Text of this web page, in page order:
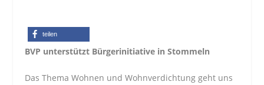
teilen
BVP unterstützt Bürgerinitiative in Stommeln
Das Thema Wohnen und Wohnverdichtung geht uns